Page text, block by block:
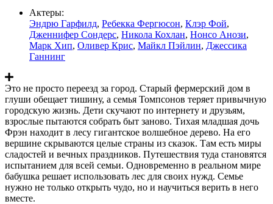
Актеры:
Эндрю Гарфилд, Ребекка Фергюсон, Клэр Фой,
Дженнифер Сондерс, Никола Кохлан, Нонсо Анози,
Марк Хип, Оливер Крис, Майкл Пэйлин, Джессика
Ганнинг
Это не просто переезд за город. Старый фермерский дом в
глуши обещает тишину, а семья Томпсонов теряет привычную
городскую жизнь. Дети скучают по интернету и друзьям,
взрослые пытаются собрать быт заново. Тихая младшая дочь
Фрэн находит в лесу гигантское волшебное дерево. На его
вершине скрываются целые страны из сказок. Там есть миры
сладостей и вечных праздников. Путешествия туда становятся
испытанием для всей семьи. Одновременно в реальном мире
бабушка решает использовать лес для своих нужд. Семье
нужно не только открыть чудо, но и научиться верить в него
вместе.